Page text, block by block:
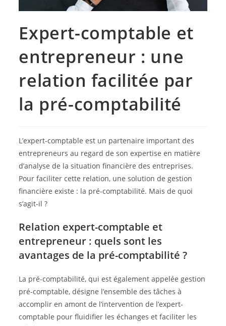
Expert-comptable et
entrepreneur : une
relation facilitée par
la pré-comptabilité
L’expert-comptable est un partenaire important des
entrepreneurs au regard de son expertise en matière
d’analyse de la situation financière des entreprises.
Pour faciliter cette relation, une solution de gestion
financière existe : la pré-comptabilité. Mais de quoi
s’agit-il ?
Relation expert-comptable et
entrepreneur : quels sont les
avantages de la pré-comptabilité ?
La pré-comptabilité, qui est également appelée gestion
pré-comptable, désigne l’ensemble des tâches à
accomplir en amont de l’intervention de l’expert-
comptable pour fluidifier les échanges et faciliter les